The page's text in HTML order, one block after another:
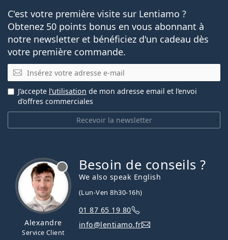
C'est votre première visite sur Lentiamo ?
Obtenez 50 points bonus en vous abonnant à
notre newsletter et bénéficiez d'un cadeau dès
votre première commande.
E-mail
Recevoir la newsletter
J’accepte l’utilisation de mon adresse email et l’envoi
d’offres commerciales
Alexandre
Service Client
Besoin de conseils ?
We also speak English
(Lun-Ven 8h30-16h)
01 87 65 19 80
info@lentiamo.fr